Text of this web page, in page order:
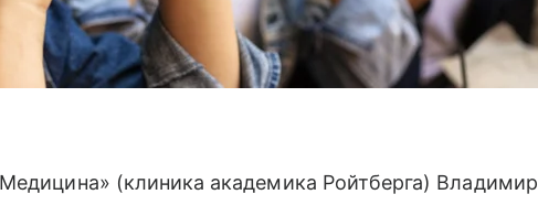
(клиника академика Ройтберга) Владимир